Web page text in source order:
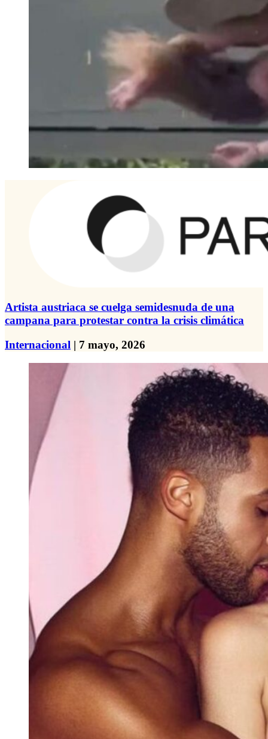
Artista austriaca se cuelga semidesnuda de una
campana para protestar contra la crisis climática
Internacional | 7 mayo, 2026